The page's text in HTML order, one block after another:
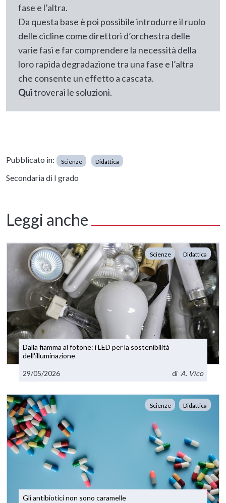
fase e l’altra.
Da questa base è poi possibile introdurre il ruolo
delle cicline come direttori d’orchestra delle
varie fasi e far comprendere la necessità della
loro rapida degradazione tra una fase e l’altra
che consente un effetto a cascata.
Quitroverai le soluzioni.
Pubblicato in: Scienze Didattica
Secondaria di I grado
Leggi anche
Scienze Didattica
Dalla fiamma al fotone: i LED per la sostenibilità
dell'illuminazione
29/05/2026 di A. Vico
Scienze Didattica
Gli antibiotici non sono caramelle